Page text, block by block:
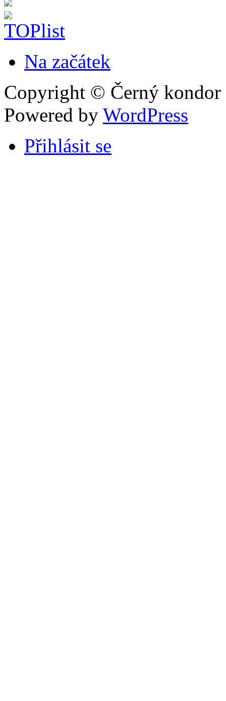
Na začátek
Copyright © Černý kondor
Powered by WordPress
Přihlásit se